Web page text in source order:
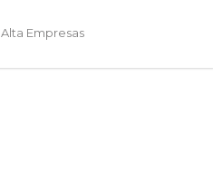
Alta Empresas